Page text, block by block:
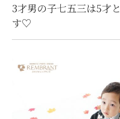
3才男の子七五三は5才
す♡